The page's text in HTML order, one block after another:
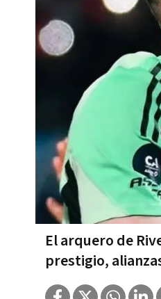
El arquero de
prestigio,